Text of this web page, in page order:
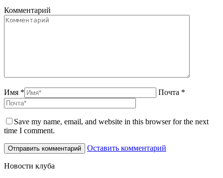
Комментарий
Имя * Почта *
Save my name, email, and website in this browser for the next
time I comment.
Оставить комментарий
Новости клуба